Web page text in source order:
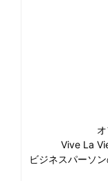
Vive La
ビジネスパーソ